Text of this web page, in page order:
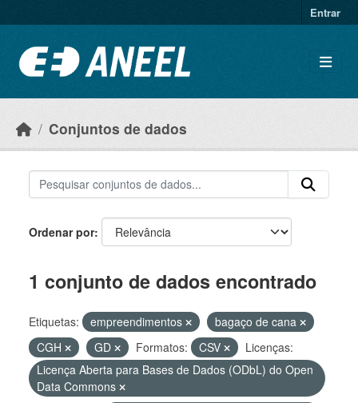
Entrar
Conjuntos de dados
Ordenar por
1 conjunto de dados encontrado
Etiquetas: empreendimentos
bagaço de cana
CGH
GD Formatos: CSV
Licenças:
Licença Aberta para Bases de Dados (ODbL) do Open
Data Commons